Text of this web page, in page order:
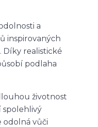
a
inspirovaných
realistické
podlaha
životnost
spolehlivý
odolná vůči